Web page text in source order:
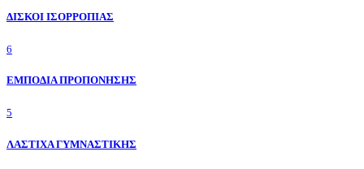
ΔΙΣΚΟΙ ΙΣΟΡΡΟΠΙΑΣ
6
ΕΜΠΟΔΙΑ ΠΡΟΠΟΝΗΣΗΣ
5
ΛΑΣΤΙΧΑ ΓΥΜΝΑΣΤΙΚΗΣ